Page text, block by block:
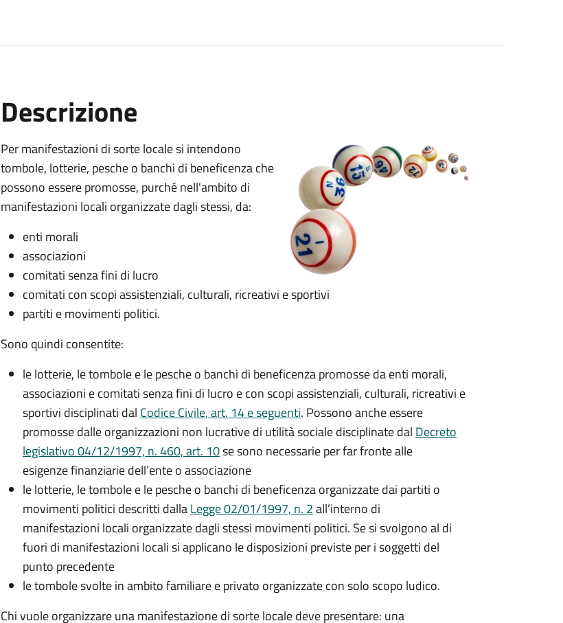
Descrizione
Per manifestazioni di sorte locale si intendono
tombole, lotterie, pesche o banchi di beneficenza che
possono essere promosse, purché nell'ambito di
manifestazioni locali organizzate dagli stessi, da:
enti morali
associazioni
comitati senza fini di lucro
comitati con scopi assistenziali, culturali, ricreativi e sportivi
partiti e movimenti politici.
Sono quindi consentite:
le lotterie, le tombole e le pesche o banchi di beneficenza promosse da enti morali,
associazioni e comitati senza fini di lucro e con scopi assistenziali, culturali, ricreativi e
sportivi disciplinati dal Codice Civile, art. 14 e seguenti. Possono anche essere
promosse dalle organizzazioni non lucrative di utilità sociale disciplinate dal Decreto
legislativo 04/12/1997, n. 460, art. 10se sono necessarie per far fronte alle
esigenze finanziarie dell’ente o associazione
le lotterie, le tombole e le pesche o banchi di beneficenza organizzate dai partiti o
movimenti politici descritti dallaLegge 02/01/1997, n. 2all’interno di
manifestazioni locali organizzate dagli stessi movimenti politici. Se si svolgono al di
fuori di manifestazioni locali si applicano le disposizioni previste per i soggetti del
punto precedente
le tombole svolte in ambito familiare e privato organizzate con solo scopo ludico.
Chi vuole organizzare una manifestazione di sorte locale deve presentare: una